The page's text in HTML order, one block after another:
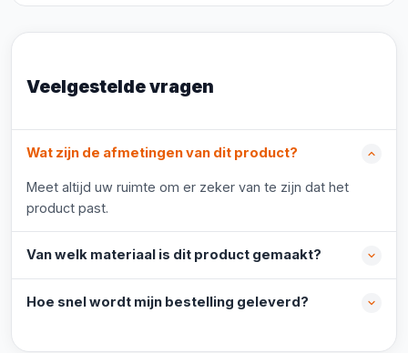
Veelgestelde vragen
Wat zijn de afmetingen van dit product?
Meet altijd uw ruimte om er zeker van te zijn dat het
product past.
Van welk materiaal is dit product gemaakt?
Hoe snel wordt mijn bestelling geleverd?